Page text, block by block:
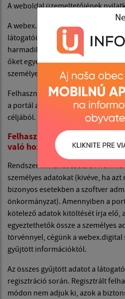
A weboldal üzemeltetőjének
A webex.digital s.r.o. cég
látogatóinak adatait nem használja
harmadik félnek. Ezenkívül nem
őket egyéb kereskedelmi
személyes adatait az alábbi
Felhasználók regisztrációja a
a portál adminisztrátora által
céljából.
Felhasználók regisztrációja
való hozzájárulás céljából.
Rendszer mindkét esetben nem
személyes adatokat (kivéve, ha azt
bizonyos esetekben a szoftver
önkormányzat). Amennyiben a
kötelező adatok kitöltését írja elő,
egyeztethetők össze a személyes
törvénnyel, cégünk a
gyűjtött információktól.
Az összes gyűjtött adatot a
regisztráció során. Regisztrált
módon nem adjuk ki, azok a